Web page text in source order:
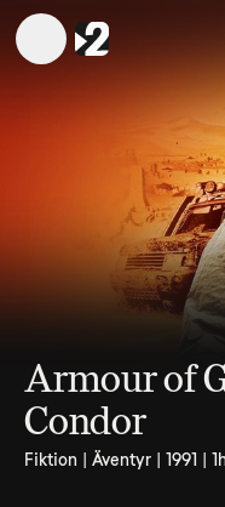
Armour of
Condor
Fiktion | Äventyr | 1991 |